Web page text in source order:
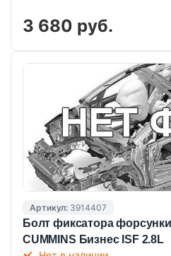
3 680 руб.
Артикул: 3914407
Болт фиксатора форсунки
CUMMINS Бизнес ISF 2.8L